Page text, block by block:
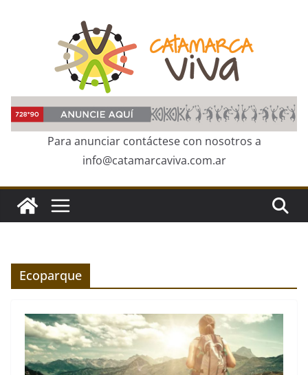
Para anunciar contáctese con nosotros a
info@catamarcaviva.com.ar
Ecoparque